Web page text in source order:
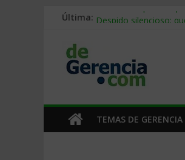
Última: Stablecoins para
Trabajo forzoso en la
Mercado hispano de
TEMAS DE GERENCIA